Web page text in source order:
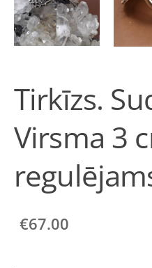
Tirkīzs.
Virsma 3
€67.00